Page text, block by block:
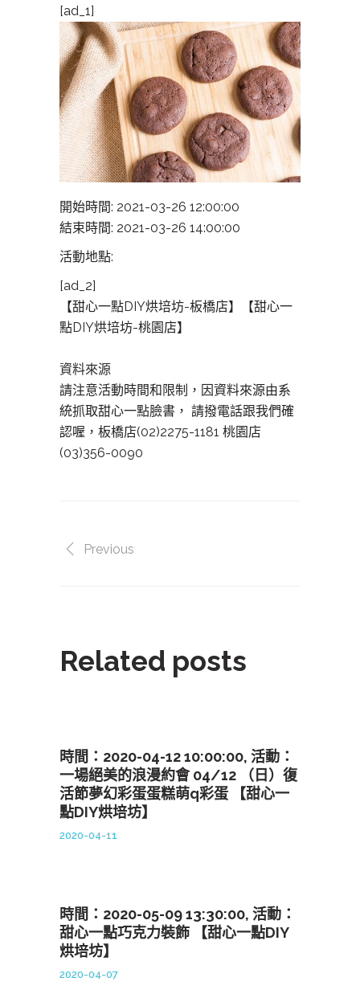
[ad_1]
開始時間: 2021-03-26 12:00:00
結束時間: 2021-03-26 14:00:00
活動地點:
[ad_2]
【甜心一點DIY烘培坊-板橋店】【甜心一
點DIY烘培坊-桃園店】
資料來源
請注意活動時間和限制，因資料來源由系
統抓取甜心一點臉書， 請撥電話跟我們確
認喔，板橋店(02)2275-1181 桃園店
(03)356-0090
Previous
Related posts
時間：2020-04-12 10:00:00, 活動：
一場絕美的浪漫約會 04/12 （日）復
活節夢幻彩蛋蛋糕萌q彩蛋 【甜心一
點DIY烘培坊】
2020-04-11
時間：2020-05-09 13:30:00, 活動：
甜心一點巧克力裝飾 【甜心一點DIY
烘培坊】
2020-04-07